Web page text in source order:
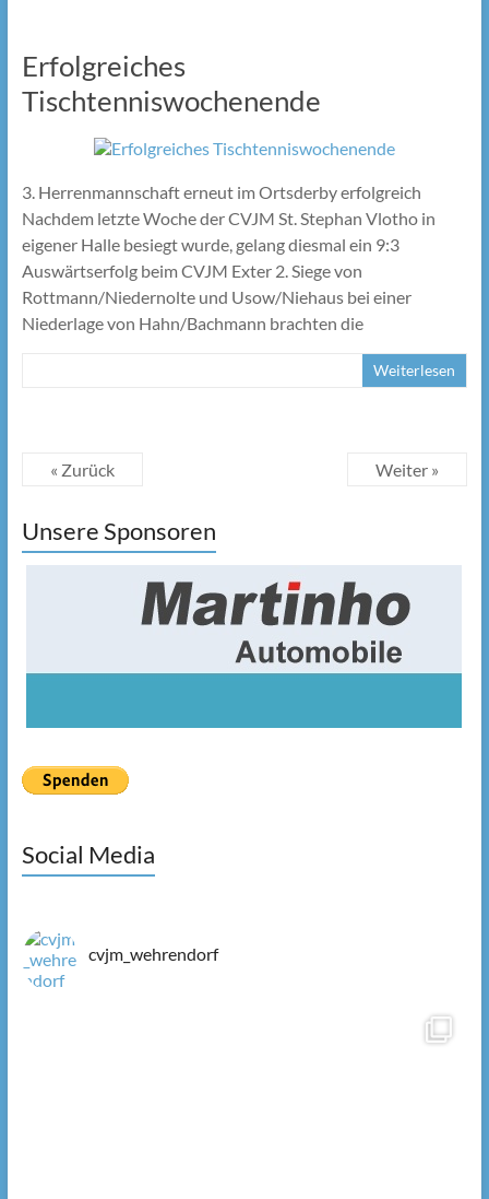
Erfolgreiches
Tischtenniswochenende
3. Herrenmannschaft erneut im Ortsderby erfolgreich
Nachdem letzte Woche der CVJM St. Stephan Vlotho in
eigener Halle besiegt wurde, gelang diesmal ein 9:3
Auswärtserfolg beim CVJM Exter 2. Siege von
Rottmann/Niedernolte und Usow/Niehaus bei einer
Niederlage von Hahn/Bachmann brachten die
Weiterlesen
« Zurück Weiter »
Unsere Sponsoren
Social Media
cvjm_wehrendorf